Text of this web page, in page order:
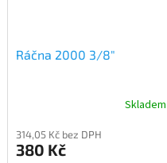
Ráčna 2000 3/8"
Skladem
314,05 Kč bez DPH
380 Kč